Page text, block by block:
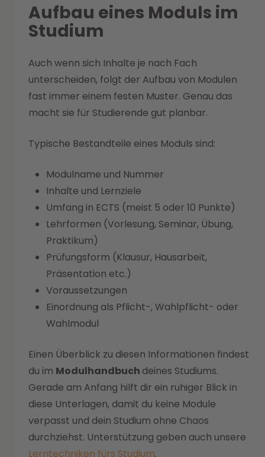
Aufbau eines Moduls im
Studium
Auch wenn sich Inhalte je nach Fach
unterscheiden, folgt der Aufbau von Modulen
fast immer einem festen Muster. Genau das
macht sie für Studierende gut planbar.
Typische Bestandteile eines Moduls sind:
Modulname und Nummer
Inhalte und Lernziele
Umfang in ECTS (meist 5 oder 10 Punkte)
Lehrformen (Vorlesung, Seminar, Übung,
Praktikum)
Prüfungsform (Klausur, Hausarbeit,
Präsentation etc.)
Voraussetzungen
Einordnung als Pflicht-, Wahlpflicht- oder
Wahlmodul
Einen Überblick zu diesen Informationen findest
du im Modulhandbuch deines Studiums.
Gerade am Anfang hilft dir ein ruhiger Blick in
diese Unterlagen, damit du keine Module
verpasst und dein Studium ohne Chaos
durchziehst. Unterstützung geben auch unsere
Lerntechniken fürs Studium.